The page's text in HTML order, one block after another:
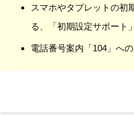
スマホやタブレットの初
る、「初期設定サポート
電話番号案内「104」へ